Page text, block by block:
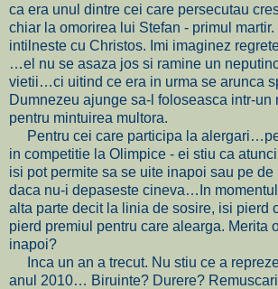
ca era unul dintre cei care persecutau
chiar la omorirea lui Stefan - primul
intilneste cu Christos. Imi imaginez
…el nu se asaza jos si ramine un
vietii…ci uitind ce era in urma se arunca
Dumnezeu ajunge sa-l foloseasca intr-un
pentru mintuirea multora.
Pentru cei care participa la
in competitie la Olimpice - ei stiu ca
isi pot permite sa se uite inapoi sau pe de
daca nu-i depaseste cineva…In
alta parte decit la linia de sosire, isi pierd
pierd premiul pentru care alearga. Merita
inapoi?
Inca un an a trecut. Nu stiu ce a
anul 2010… Biruinte? Durere?